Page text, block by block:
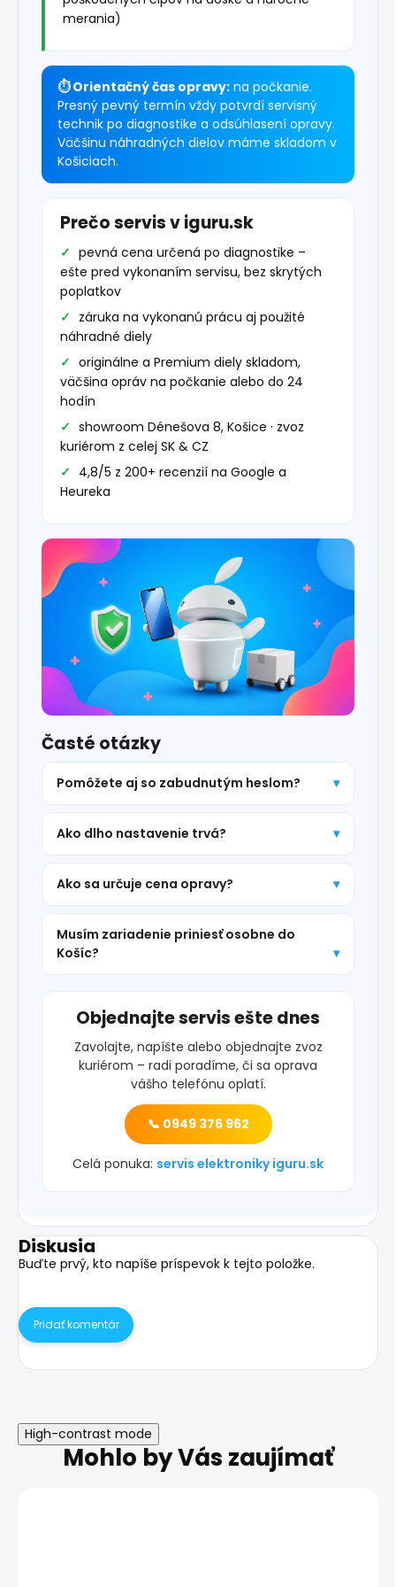
merania)
⏱ Orientačný čas opravy: na počkanie.
Presný pevný termín vždy potvrdí servisný
technik po diagnostike a odsúhlasení opravy.
Väčšinu náhradných dielov máme skladom v
Košiciach.
Prečo servis v iguru.sk
pevná cena určená po diagnostike –
ešte pred vykonaním servisu, bez skrytých
poplatkov
záruka na vykonanú prácu aj použité
náhradné diely
originálne a Premium diely skladom,
väčšina opráv na počkanie alebo do 24
hodín
showroom Dénešova 8, Košice · zvoz
kuriérom z celej SK & CZ
4,8/5 z 200+ recenzií na Google a
Heureka
Časté otázky
Pomôžete aj so zabudnutým heslom?
Ako dlho nastavenie trvá?
Ako sa určuje cena opravy?
Musím zariadenie priniesť osobne do
Košíc?
Objednajte servis ešte dnes
Zavolajte, napíšte alebo objednajte zvoz
kuriérom – radi poradíme, či sa oprava
vášho telefónu oplatí.
📞 0949 376 962
Celá ponuka: servis elektroniky iguru.sk
Diskusia
Buďte prvý, kto napíše príspevok k tejto položke.
Pridať komentár
High-contrast mode
Mohlo by Vás zaujímať